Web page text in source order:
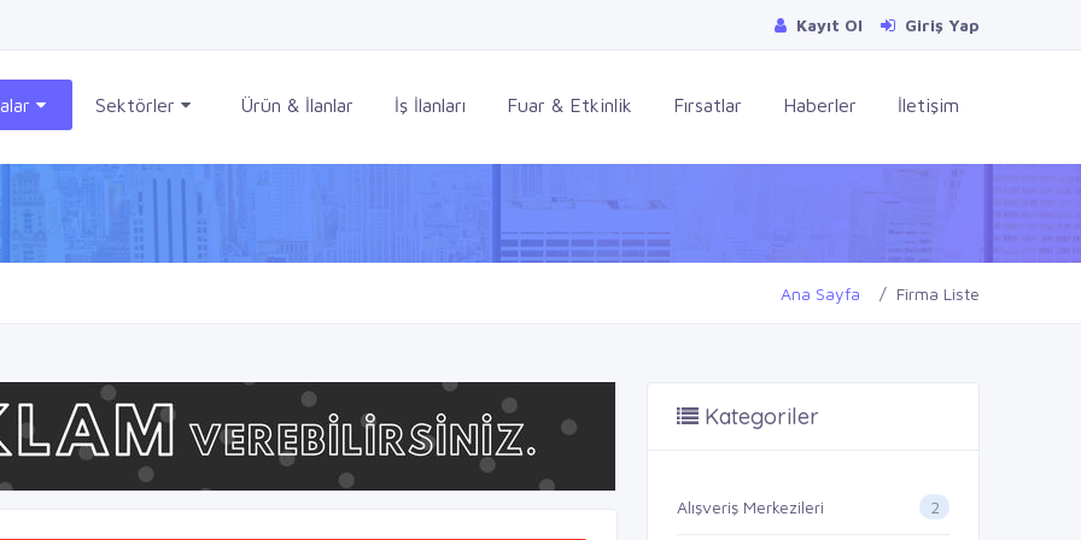
Kayıt Ol Giriş Yap
Sektörler Ürün & İlanlar İş İlanları Fuar & Etkinlik Fırsatlar Haberler İletişim
Ana Sayfa Firma Liste
Kategoriler
Alışveriş Merkezileri 2